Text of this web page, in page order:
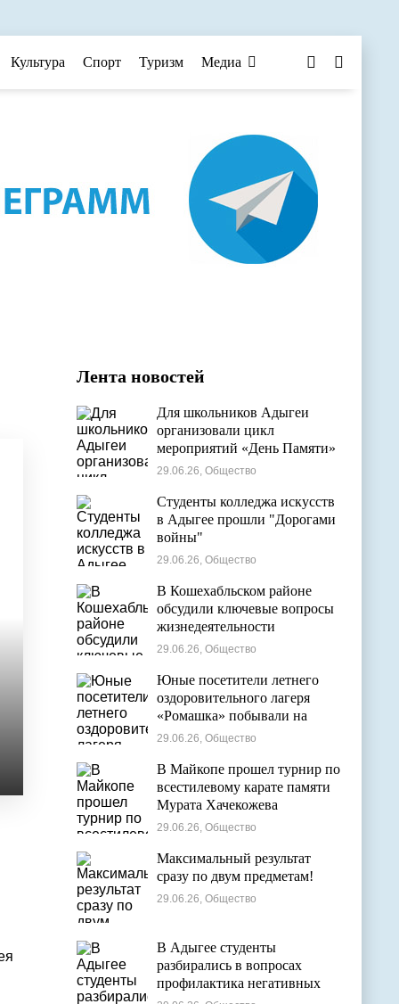
Культура Спорт Туризм Медиа
Лента новостей
Для школьников Адыгеи
организовали цикл
мероприятий «День Памяти»
29.06.26, Общество
Студенты колледжа искусств
в Адыгее прошли "Дорогами
войны"
29.06.26, Общество
В Кошехабльском районе
обсудили ключевые вопросы
жизнедеятельности
муниципалитета
29.06.26, Общество
Юные посетители летнего
оздоровительного лагеря
«Ромашка» побывали на
экскурсии в Дондуковском
29.06.26, Общество
В Майкопе прошел турнир по
всестилевому карате памяти
Мурата Хачекожева
29.06.26, Общество
Максимальный результат
сразу по двум предметам!
29.06.26, Общество
В Адыгее студенты
разбирались в вопросах
профилактика негативных
явлений в молодежной среде